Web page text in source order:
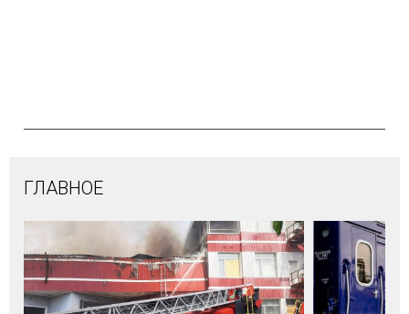
ГЛАВНОЕ